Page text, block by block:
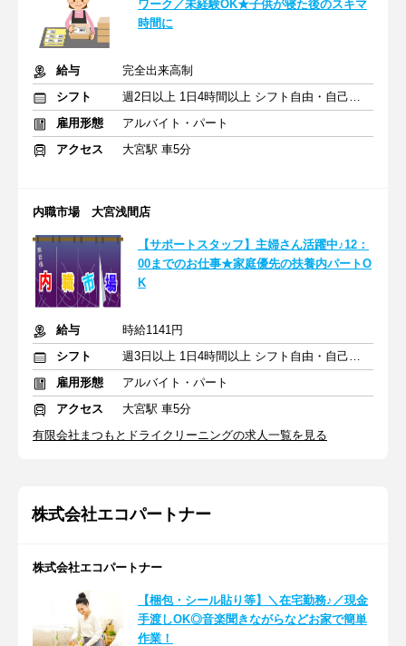
ワーク／未経験OK★子供が寝た後のスキマ
時間に
給与
完全出来高制
シフト
週2日以上 1日4時間以上 シフト自由・自己申告
雇用形態
アルバイト・パート
アクセス
大宮駅 車5分
内職市場 大宮浅間店
【サポートスタッフ】主婦さん活躍中♪12：
00までのお仕事★家庭優先の扶養内パートO
K
給与
時給1141円
シフト
週3日以上 1日4時間以上 シフト自由・自己申告
雇用形態
アルバイト・パート
アクセス
大宮駅 車5分
有限会社まつもとドライクリーニングの求人一覧を見る
株式会社エコパートナー
株式会社エコパートナー
【梱包・シール貼り等】＼在宅勤務♪／現金
手渡しOK◎音楽聞きながらなどお家で簡単
作業！